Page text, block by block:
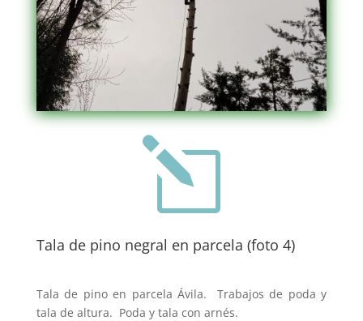
l
Tala de pino negral en parcela (foto 4)
Tala de pino en parcela Ávila. Trabajos de poda y
tala de altura. Poda y tala con arnés.